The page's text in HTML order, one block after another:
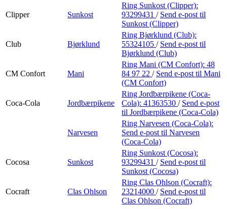
Clipper Sunkost
Ring Sunkost (Clipper):
93299431 / Send e-post til
Sunkost (Clipper)
Club Bjørklund
Ring Bjørklund (Club):
55324105 / Send e-post til
Bjørklund (Club)
CM Confort Mani
Ring Mani (CM Confort): 48
84 97 22 / Send e-post til Mani
(CM Confort)
Coca-Cola Jordbærpikene
Ring Jordbærpikene (Coca-
Cola): 41363530 / Send e-post
til Jordbærpikene (Coca-Cola)
Narvesen
Ring Narvesen (Coca-Cola):
Send e-post til Narvesen
(Coca-Cola)
Cocosa Sunkost
Ring Sunkost (Cocosa):
93299431 / Send e-post til
Sunkost (Cocosa)
Cocraft Clas Ohlson
Ring Clas Ohlson (Cocraft):
23214000 / Send e-post til
Clas Ohlson (Cocraft)